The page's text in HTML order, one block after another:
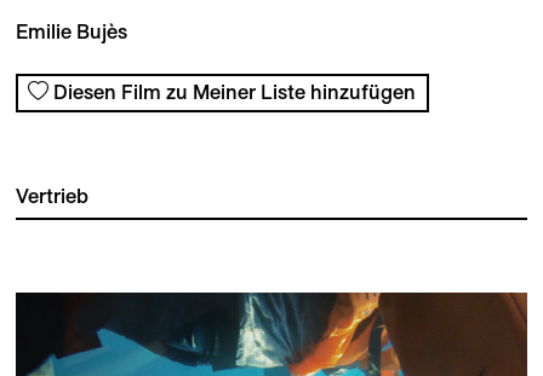
Emilie Bujès
Diesen Film zu Meiner Liste hinzufügen
Vertrieb